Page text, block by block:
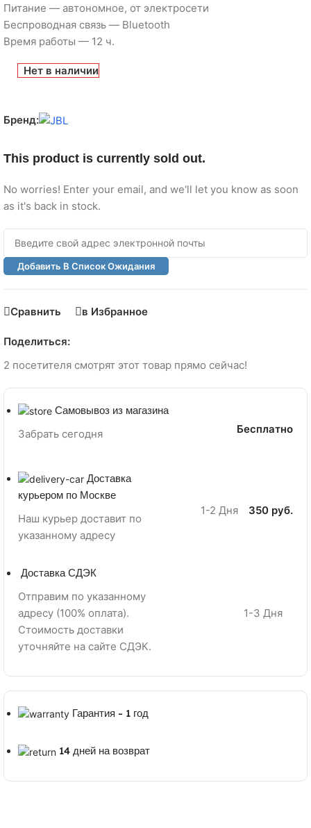
Питание — автономное, от электросети
Беспроводная связь — Bluetooth
Время работы — 12 ч.
Нет в наличии
Бренд:
This product is currently sold out.
No worries! Enter your email, and we'll let you know as soon
as it's back in stock.
Добавить В Список Ожидания
Сравнить в Избранное
Поделиться:
2 посетителя смотрят этот товар прямо сейчас!
Самовывоз из магазина
Забрать сегодня
Бесплатно
Доставка
курьером по Москве
Наш курьер доставит по
указанному адресу
1-2 Дня 350 руб.
Доставка СДЭК
Отправим по указанному
адресу (100% оплата).
Стоимость доставки
уточняйте на сайте СДЭК.
1-3 Дня
Гарантия - 1 год
14 дней на возврат